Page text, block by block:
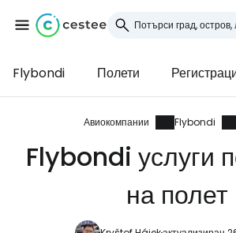
Flybondi Полети
Авиокомпании Flybondi
Flybondi услуги
на полет
Влезте в
... световната общност на
Продължете с